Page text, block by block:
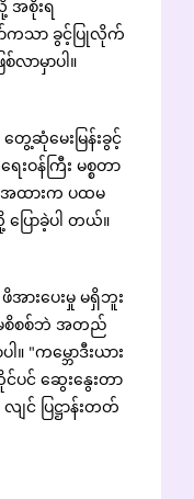
စိုးရ
ာ်ကသာ ခွင့်ပြုလိုက်
ာမှာပါ။
ဆုံမေးမြန်းခွင့်
ဝန်ကြီး မစ္စတာ
အထားက ပထမ
ြောခဲ့ပါ တယ်။
ားပေးမှု မရှိဘူး
မစိစစ်ဘဲ အတည်
"ကမ္ဘောဒီးယား
င် ဆွေးနွေးတာ
င် ပြဋ္ဌာန်းတတ်